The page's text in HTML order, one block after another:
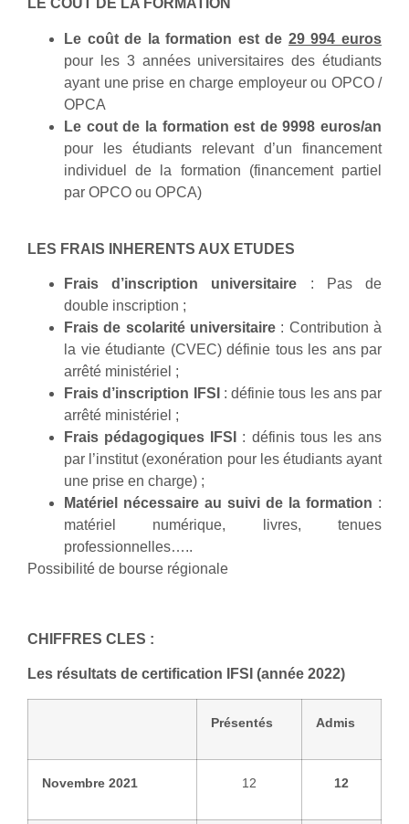
LE COUT DE LA FORMATION
Le coût de la formation est de 29 994 euros
pour les 3 années universitaires des étudiants
ayant une prise en charge employeur ou OPCO /
OPCA
Le cout de la formation est de 9998 euros/an
pour les étudiants relevant d’un financement
individuel de la formation (financement partiel
par OPCO ou OPCA)
LES FRAIS INHERENTS AUX ETUDES
Frais d’inscription universitaire : Pas de
double inscription ;
Frais de scolarité universitaire : Contribution à
la vie étudiante (CVEC) définie tous les ans par
arrêté ministériel ;
Frais d’inscription IFSI : définie tous les ans par
arrêté ministériel ;
Frais pédagogiques IFSI
: définis tous les ans
par l’institut (exonération pour les étudiants ayant
une prise en charge) ;
Matériel nécessaire au suivi de la formation :
matériel numérique, livres, tenues
professionnelles…..
Possibilité de bourse régionale
CHIFFRES CLES :
Les résultats de certification IFSI (année 2022)
Présentés Admis
Novembre 2021 12 12